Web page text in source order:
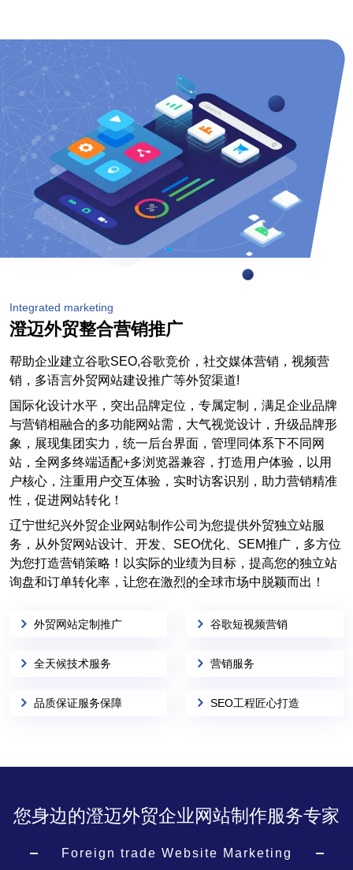
Integrated marketing
澄迈外贸整合营销推广
帮助企业建立谷歌SEO,谷歌竞价，社交媒体营销，视频营
销，多语言外贸网站建设推广等外贸渠道!
国际化设计水平，突出品牌定位，专属定制，满足企业品牌
与营销相融合的多功能网站需，大气视觉设计，升级品牌形
象，展现集团实力，统一后台界面，管理同体系下不同网
站，全网多终端适配+多浏览器兼容，打造用户体验，以用
户核心，注重用户交互体验，实时访客识别，助力营销精准
性，促进网站转化！
辽宁世纪兴外贸企业网站制作公司为您提供外贸独立站服
务，从外贸网站设计、开发、SEO优化、SEM推广，多方位
为您打造营销策略！以实际的业绩为目标，提高您的独立站
询盘和订单转化率，让您在激烈的全球市场中脱颖而出！
外贸网站定制推广 谷歌短视频营销
全天候技术服务 营销服务
品质保证服务保障 SEO工程匠心打造
您身边的澄迈外贸企业网站制作服务专家
Foreign trade Website Marketing